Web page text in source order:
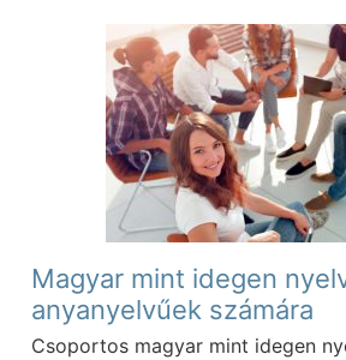
Magyar mint idegen
anyanyelvűek számára
Csoportos magyar mint idegen